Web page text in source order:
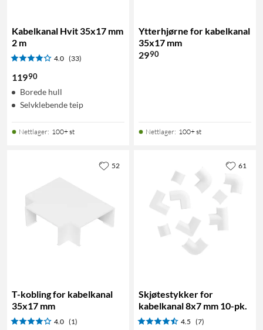
Kabelkanal Hvit 35x17 mm
2 m
4.0 (33)
11990
Borede hull
Selvklebende teip
Nettlager: 100+ st
Ytterhjørne for kabelkanal
35x17 mm
2990
Nettlager: 100+ st
T-kobling for kabelkanal
35x17 mm
4.0 (1)
52
Skjøtestykker for
kabelkanal 8x7 mm 10-pk.
4.5 (7)
61